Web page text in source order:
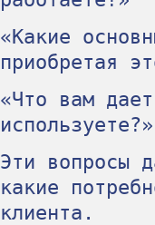
«Какие
приобретая
«Что вам
используете?»
Эти вопросы
какие
клиента.